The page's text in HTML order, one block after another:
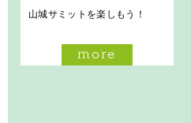
山城サミットを楽しもう！
more